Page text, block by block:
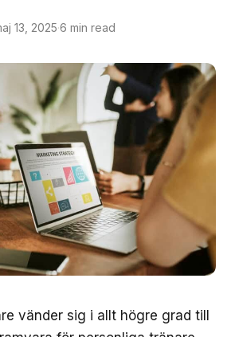
13, 2025·6 min read
vänder sig i allt högre grad till